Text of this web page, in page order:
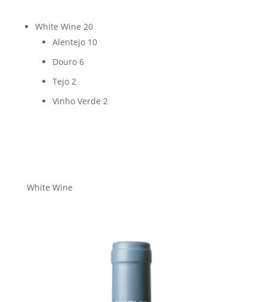
White Wine 20
Alentejo 10
Douro 6
Tejo 2
Vinho Verde 2
White Wine